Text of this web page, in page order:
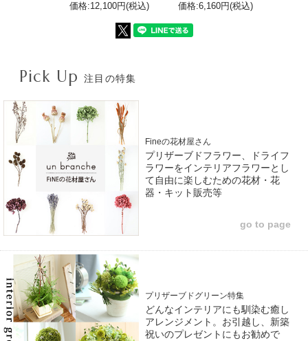
価格:12,100円(税込) 価格:6,160円(税込)